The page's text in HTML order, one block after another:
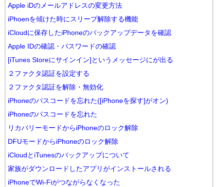
Apple iDのメールアドレスの変更方法
iPhoenを傾けた時にスリープ解除する機能
iCloudに保存したiPhoneのバックアップデータを確認
Apple IDの確認・パスワードの確認
[iTunes Storeにサインイン]というメッセージにが出る
２ファクタ認証を設定する
２ファクタ認証を解除・無効化
iPhoneのパスコードを忘れた([iPhoneを探す]がオン)
iPhoneのパスコードを忘れた
リカバリーモードからiPhoneのロック解除
DFUモードからiPhoneのロック解除
iCloudとiTunesのバックアップについて
家族がダウンロードしたアプリがインストールされる
iPhoneでWi-Fiがつながらなくなった